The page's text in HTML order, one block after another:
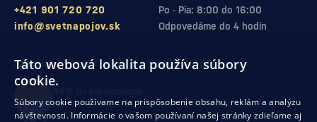
Po - Pia: 8:00 do 16:00
+421 901 720 720
Odpovedáme do 4 hodín
info@svetnapojov.sk
ZÁRUKA KVALITY A VAŠEJ SPOKOJNOSTI
zákazníkov odporúča nákup v našom obchode
Táto webová lokalita používa súbory
cookie.
Súbory cookie používame na prispôsobenie obsahu, reklám a analýzu
návštevnosti. Informácie o vašom používaní našej stránky zdieľame aj